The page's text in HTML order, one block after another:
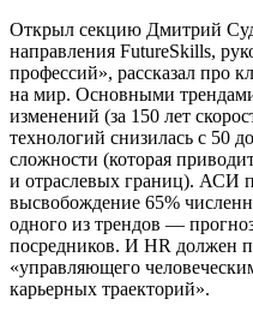
Открыл секцию Дмитрий
направления FutureSkills,
профессий», рассказал про
на мир. Основными
изменений (за 150 лет
технологий снизилась с 50
сложности (которая
и отраслевых границ). АСИ
высвобождение 65%
одного из трендов —
посредников. И HR должен
«управляющего
карьерных траекторий».